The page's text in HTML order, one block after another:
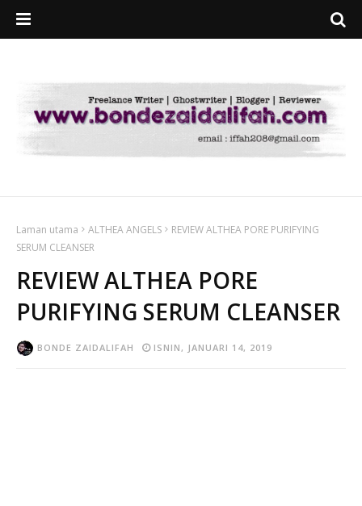
Laman utama ALTHEA ANGELS
REVIEW ALTHEA PORE PURIFYING
SERUM CLEANSER
REVIEW ALTHEA PORE
PURIFYING SERUM CLEANSER
BONDE ZAIDALIFAH ISNIN, JANUARI 14, 2019